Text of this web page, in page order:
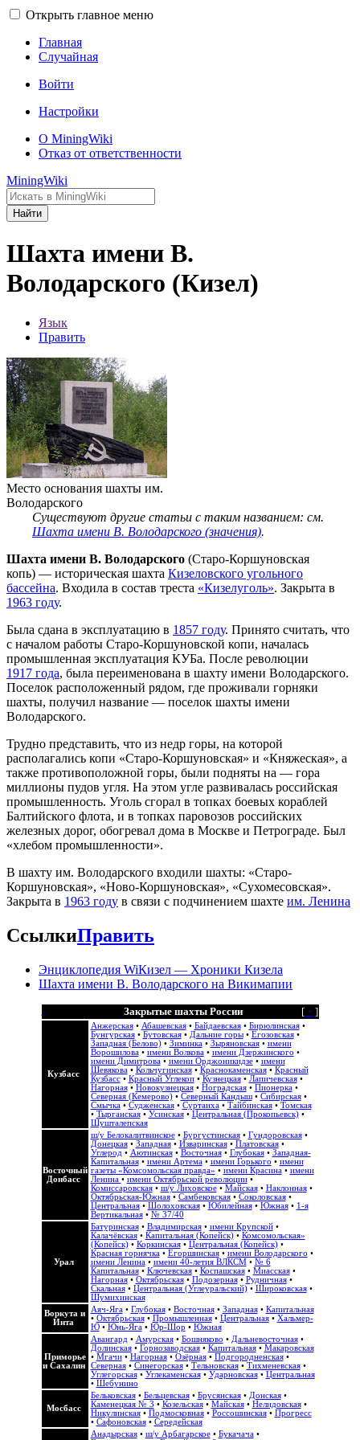
Открыть главное меню
Главная
Случайная
Войти
Настройки
О MiningWiki
Отказ от ответственности
MiningWiki
Найти
Шахта имени В.
Володарского (Кизел)
Язык
Править
Место основания шахты им.
Володарского
Существуют другие статьи с таким названием: см.
Шахта имени В. Володарского (значения).
Шахта имени В. Володарского (Старо-Коршуновская
копь) — историческая шахта Кизеловского угольного
бассейна. Входила в состав треста «Кизелуголь». Закрыта в
1963 году.
Была сдана в эксплуатацию в 1857 году. Принято считать, что
с началом работы Старо-Коршуновской копи, началась
промышленная эксплуатация КУБа. После революции
1917 года, была переименована в шахту имени Володарского.
Поселок расположенный рядом, где проживали горняки
шахты, получил название — поселок шахты имени
Володарского.
Трудно представить, что из недр горы, на которой
располагались копи «Старо-Коршуновская» и «Княжеская», а
также противоположной горы, были подняты на — гора
миллионы пудов угля. На этом угле развивалась российская
промышленность. Уголь сгорал в топках боевых кораблей
Балтийского флота, и в топках паровозов российских
железных дорог, обогревал дома в Москве и Петрограде. Был
«хлебом промышленности».
В шахту им. Володарского входили шахты: «Старо-
Коршуновская», «Ново-Коршуновская», «Сухомесовская».
Закрыта в 1963 году в связи с подчинением шахте им. Ленина
СсылкиПравить
Энциклопедия WiКизел — Хроники Кизела
Шахта имени В. Володарского на Викимапии
[+ ]
Закрытые шахты России
Кузбасс
Анжерская• Абашевская• Байдаевская• Бирюлинская•
Бунгурская• Бутовская• Дальние горы• Егозовская•
Западная (Белово)• Зиминка• Зыряновская• имени
Ворошилова• имени Волкова• имени Дзержинского •
имени Димитрова• имени Орджоникидзе• имени
Шевякова• Кольчугинская• Краснокаменская• Красный
Кузбасс• Красный Углекоп• Кузнецкая• Лапичевская•
Нагорная• Новокузнецкая• Ноградская• Пионерка•
Северная (Кемерово)• Северный Кандыш• Сибирская•
Смычка• Судженская• Суртаиха• Тайбинская• Томская
• Тырганская• Усинская• Центральная (Прокопьевск)•
Шушталепская
Восточный
Донбасс
ш/у Белокалитвинское• Бургустинская• Гундоровская•
Донецкая• Западная• Изваринская• Платовская•
Углерод • Аютинская• Восточная• Глубокая• Западная-
Капитальная• имени Артема• имени Горького • имени
газеты «Комсомольская правда» • имени Красина• имени
Ленина • имени Октябрьской революции•
Комиссаровская• ш/у Лиховское• Майская• Наклонная•
Октябрьская-Южная• Самбековская• Соколовская•
Центральная• Шолоховская• Юбилейная• Южная• 1-я
Вертикальная• № 37/40
Урал
Батуринская• Владимирская• имени Крупской•
Калачёвская• Капитальная (Копейск)• Комсомольская»
(Копейск)• Коркинская• Центральная (Копейск)•
Красная горнячка• Егоршинская• имени Володарского •
имени Ленина• имени 40-летия ВЛКСМ• № 6
Капитальная• Ключевская• Коспашская• Миасская•
Нагорная• Октябрьская• Подозерная• Рудничная•
Скальная• Центральная (Углеуральский)• Широковская•
Шумихинская
Воркута и
Инта
Аяч-Яга• Глубокая• Восточная• Западная• Капитальная
• Октябрьская• Промышленная• Центральная• Хальмер-
Ю• Юнь-Яга• Юр-Шор • Южная
Приморье
и Сахалин
Авангард • Амурская• Бошняково • Дальневосточная•
Долинская• Горнозаводская• Капитальная• Макаровская
• Мгачи• Нагорная• Озёрная• Подгородненская•
Северная• Синегорская• Тельновская• Тихменевская•
Углегорская• Углекаменская• Ударновская• Центральная
• Шебунино
Мосбасс
Бельковская• Бельцевская• Брусянская• Донская•
Каменецкая № 3 • Козельская• Майская• Нелидовская•
Никулинская• Подмосковная• Россошинская• Прогресс
• Сафоновская• Середейская
Анадырская• ш/у Арбагарское• Букачача•